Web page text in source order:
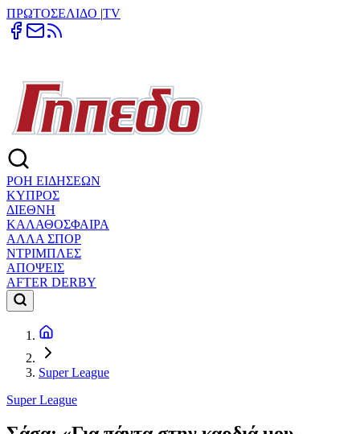
ΠΡΩΤΟΣΕΛΙΔΟ |TV
ΡΟΗ ΕΙΔΗΣΕΩΝ
ΚΥΠΡΟΣ
ΔΙΕΘΝΗ
ΚΑΛΑΘΟΣΦΑΙΡΑ
ΑΛΛΑ ΣΠΟΡ
ΝΤΡΙΜΠΛΕΣ
ΑΠΟΨΕΙΣ
AFTER DERBY
Super League
Super League